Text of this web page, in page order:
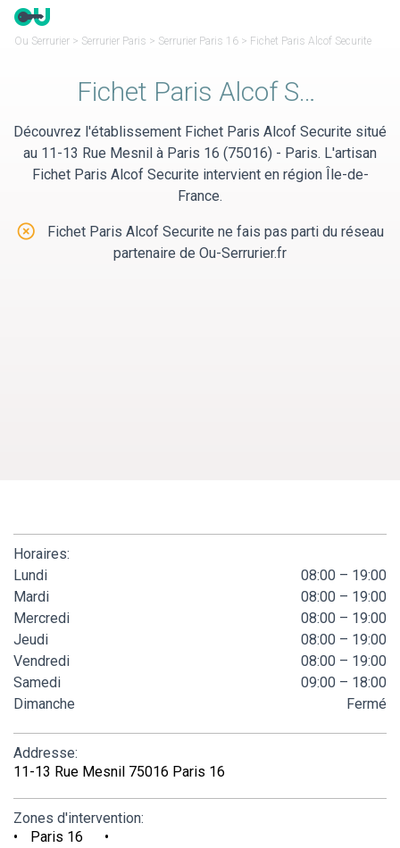
Panneau de gestion des cookies
Ou Serrurier > Serrurier Paris > Serrurier Paris 16 > Fichet Paris Alcof Securite
Fichet Paris Alcof Securite
Découvrez l'établissement Fichet Paris Alcof Securite situé
au 11-13 Rue Mesnil à Paris 16 (75016) - Paris. L'artisan
Fichet Paris Alcof Securite intervient en région Île-de-
France.
Fichet Paris Alcof Securite ne fais pas parti du réseau
partenaire de Ou-Serrurier.fr
Horaires:
Lundi
08:00 – 19:00
Mardi
08:00 – 19:00
Mercredi
08:00 – 19:00
Jeudi
08:00 – 19:00
Vendredi
08:00 – 19:00
Samedi
09:00 – 18:00
Dimanche
Fermé
Addresse:
11-13 Rue Mesnil 75016 Paris 16
Zones d'intervention:
Paris 16